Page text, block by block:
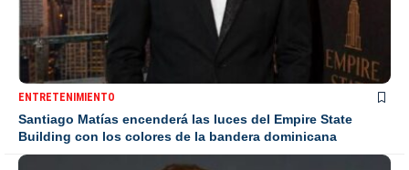
ENTRETENIMIENTO
Santiago Matías encenderá las luces del Empire State
Building con los colores de la bandera dominicana